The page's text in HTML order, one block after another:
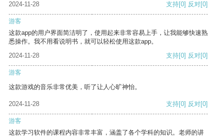
2024-11-28 支持[0] 反对[0]
游客
这款app的用户界面简洁明了，使用起来非常容易上手，让我能够快速熟
悉操作。我不用看说明书，就可以轻松使用这款app。
2024-11-28
支持[0] 反对[0]
游客
这款游戏的音乐非常优美，听了让人心旷神怡。
2024-11-28 支持[0] 反对[0]
游客
这款学习软件的课程内容非常丰富，涵盖了各个学科的知识。老师的讲